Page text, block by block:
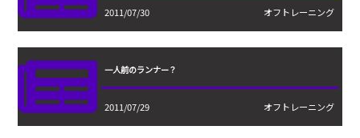
2011/07/30 オフトレーニング
一人前のランナー？
2011/07/29 オフトレーニング